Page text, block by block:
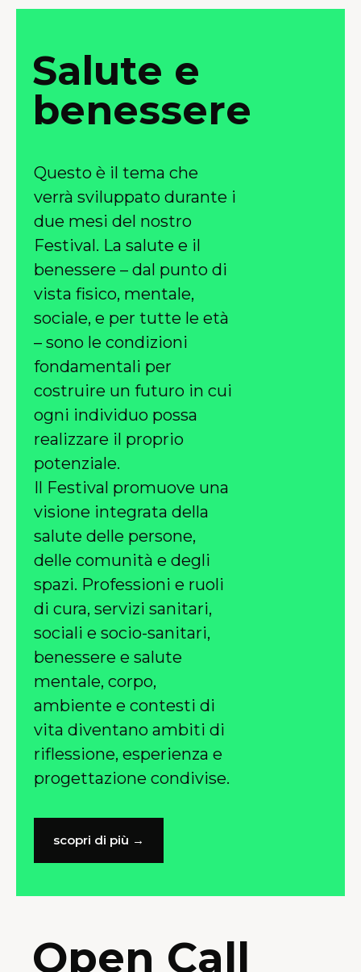
Salute e
benessere
Questo è il tema che
verrà sviluppato durante i
due mesi del nostro
Festival. La salute e il
benessere – dal punto di
vista fisico, mentale,
sociale, e per tutte le età
– sono le condizioni
fondamentali per
costruire un futuro in cui
ogni individuo possa
realizzare il proprio
potenziale.
Il Festival promuove una
visione integrata della
salute delle persone,
delle comunità e degli
spazi. Professioni e ruoli
di cura, servizi sanitari,
sociali e socio-sanitari,
benessere e salute
mentale, corpo,
ambiente e contesti di
vita diventano ambiti di
riflessione, esperienza e
progettazione condivise.
scopri di più →
Open Call